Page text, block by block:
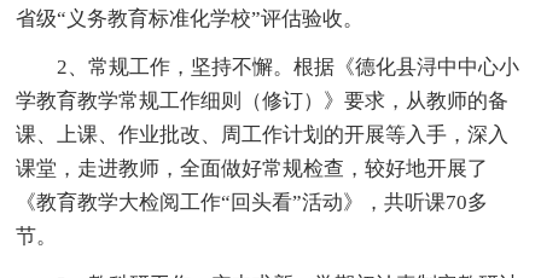
省级“义务教育标准化学校”评估验收。
2、常规工作，坚持不懈。根据《德化县浔中中心小
学教育教学常规工作细则（修订）》要求，从教师的备
课、上课、作业批改、周工作计划的开展等入手，深入
课堂，走进教师，全面做好常规检查，较好地开展了
《教育教学大检阅工作“回头看”活动》，共听课70多
节。